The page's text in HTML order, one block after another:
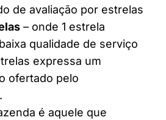
de avaliação por estrelas
– onde 1 estrela
qualidade de serviço
expressa um
ofertado pelo
é aquele que